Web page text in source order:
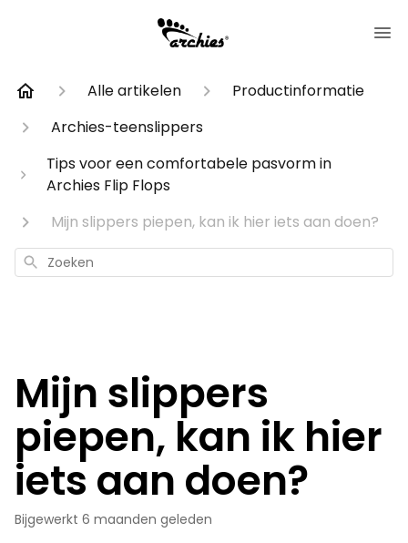
Alle artikelen
Productinformatie
Archies-teenslippers
Tips voor een comfortabele pasvorm in
Archies Flip Flops
Mijn slippers piepen, kan ik hier iets aan doen?
Zoeken
Mijn slippers
piepen, kan ik hier
iets aan doen?
Bijgewerkt 6 maanden geleden